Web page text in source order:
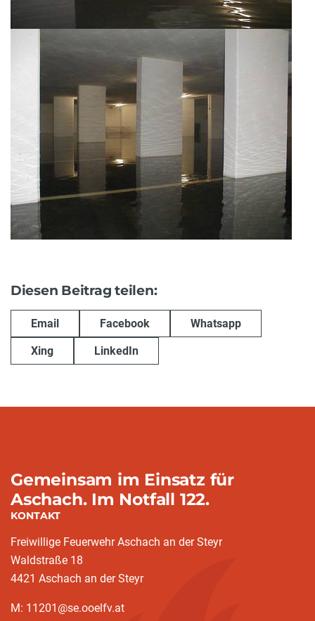
Diesen Beitrag teilen:
Email Facebook Whatsapp
Xing LinkedIn
Gemeinsam im Einsatz für
Aschach. Im Notfall 122.
KONTAKT
Freiwillige Feuerwehr Aschach an der Steyr
Waldstraße 18
4421 Aschach an der Steyr
M: 11201@se.ooelfv.at